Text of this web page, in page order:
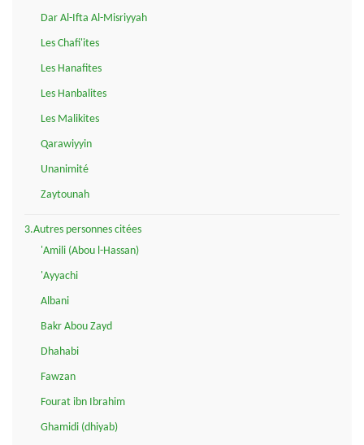
Dar Al-Ifta Al-Misriyyah
Les Chafi'ites
Les Hanafites
Les Hanbalites
Les Malikites
Qarawiyyin
Unanimité
Zaytounah
3.Autres personnes citées
'Amili (Abou l-Hassan)
'Ayyachi
Albani
Bakr Abou Zayd
Dhahabi
Fawzan
Fourat ibn Ibrahim
Ghamidi (dhiyab)